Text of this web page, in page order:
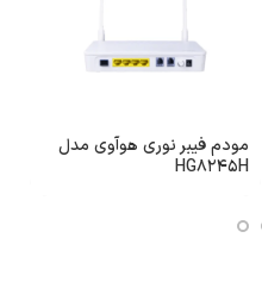
مودم فیبر نوری هوآوی مدل
HG8245H